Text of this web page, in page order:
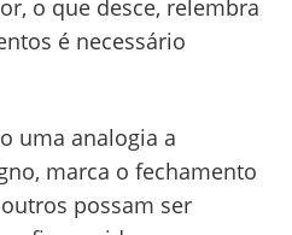
o que desce, relembra
é necessário
uma analogia a
marca o fechamento
possam ser